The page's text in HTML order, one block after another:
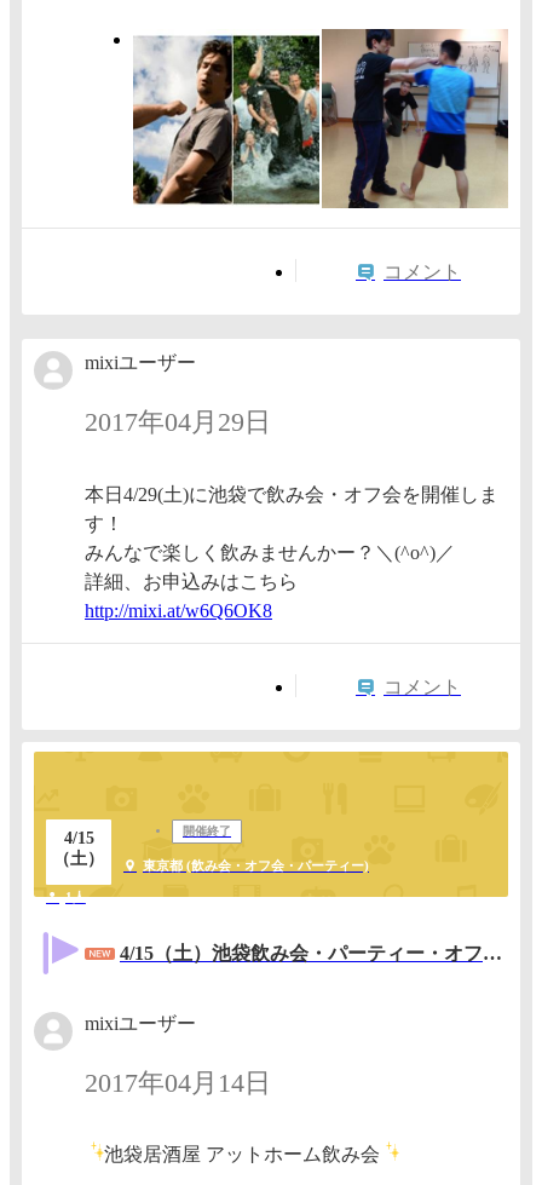
コメント
mixiユーザー
2017年04月29日
本日4/29(土)に池袋で飲み会・オフ会を開催しま
す！
みんなで楽しく飲みませんかー？＼(^o^)／
詳細、お申込みはこちら
http://mixi.at/w6Q6OK8
コメント
4/15
（土）
開催終了
東京都 (飲み会・オフ会・パーティー)
1人
4/15（土）池袋飲み会・パーティー・オフ会 アットホーム飲み会☆唐揚げ、ポテト食べ放題！
mixiユーザー
2017年04月14日
池袋居酒屋 アットホーム飲み会